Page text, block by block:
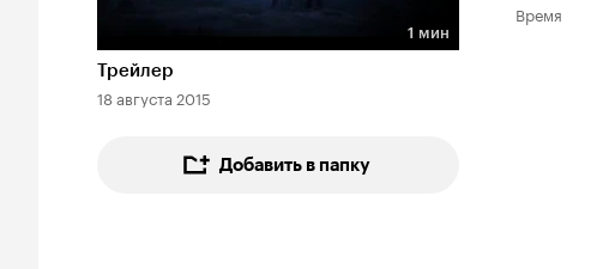
Длительность 1 мин
1 мин
Трейлер
18 августа 2015
Добавить в папку
Время